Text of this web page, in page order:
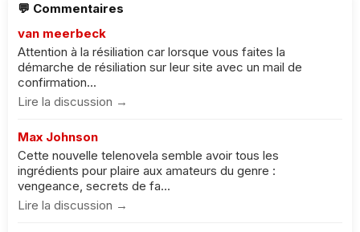
💬 Commentaires
van meerbeck
Attention à la résiliation car lorsque vous faites la
démarche de résiliation sur leur site avec un mail de
confirmation...
Lire la discussion →
Max Johnson
Cette nouvelle telenovela semble avoir tous les
ingrédients pour plaire aux amateurs du genre :
vengeance, secrets de fa...
Lire la discussion →